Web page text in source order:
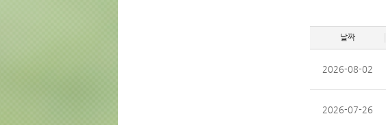
날짜
2026-08-02
2026-07-26